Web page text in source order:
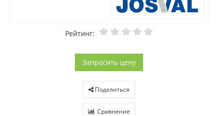
Рейтинг:
Запросить цену
Поделиться
Сравнение